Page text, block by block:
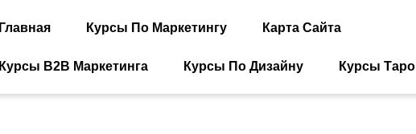
Главная Курсы По Маркетингу Карта Сайта
Курсы B2B Маркетинга Курсы По Дизайну Курсы Таро